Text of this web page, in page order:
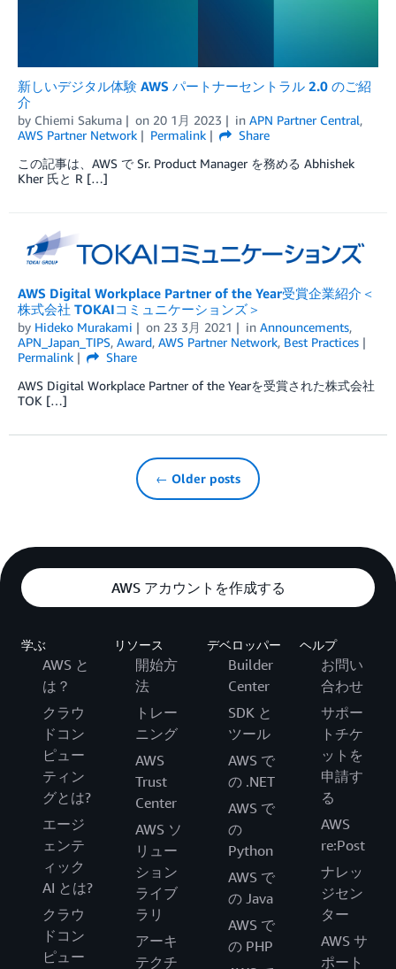
新しいデジタル体験 AWS パートナーセントラル 2.0 のご紹
介
by Chiemi Sakuma on 20 1月 2023 in APN Partner Central,
AWS Partner Network
Permalink
Share
この記事は、AWS で Sr. Product Manager を務める Abhishek
Kher 氏と R […]
AWS Digital Workplace Partner of the Year受賞企業紹介＜
株式会社 TOKAIコミュニケーションズ＞
by Hideko Murakami on 23 3月 2021 in Announcements,
APN_Japan_TIPS, Award, AWS Partner Network, Best Practices
Permalink
Share
AWS Digital Workplace Partner of the Yearを受賞された株式会社
TOK […]
← Older posts
AWS アカウントを作成する
学ぶ
AWS と
は？
クラウ
ドコン
ピュー
ティン
グとは?
エージ
ェンテ
ィック
AI とは?
クラウ
ドコン
ピュー
リソース
開始方
法
トレー
ニング
AWS
Trust
Center
AWS ソ
リュー
ション
ライブ
ラリ
アーキ
テクチ
デベロッパー
Builder
Center
SDK と
ツール
AWS で
の .NET
AWS で
の
Python
AWS で
の Java
AWS で
の PHP
ヘルプ
お問い
合わせ
サポー
トチケ
ットを
申請す
る
AWS
re:Post
ナレッ
ジセン
ター
AWS サ
ポート